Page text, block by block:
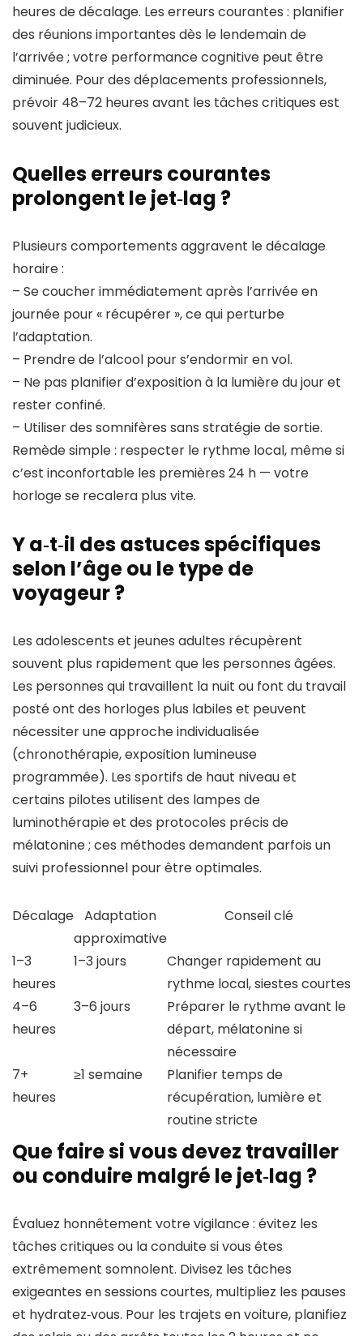
heures de décalage. Les erreurs courantes : planifier
des réunions importantes dès le lendemain de
l’arrivée ; votre performance cognitive peut être
diminuée. Pour des déplacements professionnels,
prévoir 48–72 heures avant les tâches critiques est
souvent judicieux.
Quelles erreurs courantes
prolongent le jet‑lag ?
Plusieurs comportements aggravent le décalage
horaire :
– Se coucher immédiatement après l’arrivée en
journée pour « récupérer », ce qui perturbe
l’adaptation.
– Prendre de l’alcool pour s’endormir en vol.
– Ne pas planifier d’exposition à la lumière du jour et
rester confiné.
– Utiliser des somnifères sans stratégie de sortie.
Remède simple : respecter le rythme local, même si
c’est inconfortable les premières 24 h — votre
horloge se recalera plus vite.
Y a‑t‑il des astuces spécifiques
selon l’âge ou le type de
voyageur ?
Les adolescents et jeunes adultes récupèrent
souvent plus rapidement que les personnes âgées.
Les personnes qui travaillent la nuit ou font du travail
posté ont des horloges plus labiles et peuvent
nécessiter une approche individualisée
(chronothérapie, exposition lumineuse
programmée). Les sportifs de haut niveau et
certains pilotes utilisent des lampes de
luminothérapie et des protocoles précis de
mélatonine ; ces méthodes demandent parfois un
suivi professionnel pour être optimales.
Décalage Adaptation
approximative
Conseil clé
1–3
heures
1–3 jours
Changer rapidement au
rythme local, siestes courtes
4–6
heures
3–6 jours
Préparer le rythme avant le
départ, mélatonine si
nécessaire
7+
heures
≥1 semaine
Planifier temps de
récupération, lumière et
routine stricte
Que faire si vous devez travailler
ou conduire malgré le jet‑lag ?
Évaluez honnêtement votre vigilance : évitez les
tâches critiques ou la conduite si vous êtes
extrêmement somnolent. Divisez les tâches
exigeantes en sessions courtes, multipliez les pauses
et hydratez‑vous. Pour les trajets en voiture, planifiez